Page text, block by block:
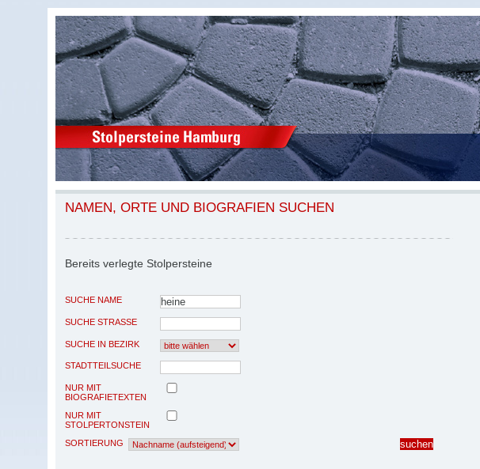
NAMEN, ORTE UND BIOGRAFIEN SUCHEN
Bereits verlegte Stolpersteine
SUCHE NAME
SUCHE STRASSE
SUCHE IN BEZIRK
STADTTEILSUCHE
NUR MIT
BIOGRAFIETEXTEN
NUR MIT
STOLPERTONSTEIN
SORTIERUNG